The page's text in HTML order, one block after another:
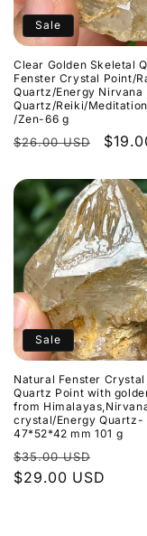
Sale
Clear Golden Skeletal
Fenster Crystal Point/
Quartz/Energy Nirvana
Quartz/Reiki/
/Zen-66 g
Normaler
$26.00 USD
Sale
Natural Fenster
Quartz Point with
from
crystal/Energy Quartz-
47*52*42 mm 101 g
Normaler
Preis
$35.00 USD
$29.00 USD